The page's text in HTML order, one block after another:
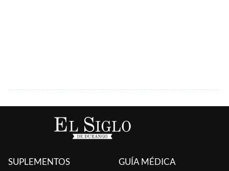
SUPLEMENTOS
GUÍA MÉDICA